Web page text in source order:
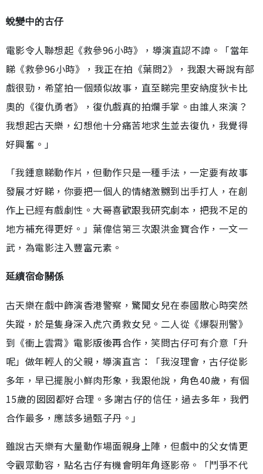
蛻變中的古仔
電影令人聯想起《救參96小時》，導演直認不諱。「當年
睇《救參96小時》，我正在拍《葉問2》，我跟大哥說有部
戲很勁，希望拍一個類似故事，直至睇完里安納度狄卡比
奧的《復仇勇者》，復仇戲真的拍爛手掌。由誰人來演？
我想起古天樂，幻想他十分痛苦地求生並去復仇，我覺得
好興奮。」
「我鍾意睇動作片，但動作只是一種手法，一定要有故事
發展才好睇，你要把一個人的情緒激嬲到出手打人，在創
作上已經有戲劇性。大哥喜歡跟我研究劇本，把我不足的
地方補充得更好。」葉偉信第三次跟洪金寶合作，一文一
武，為電影注入豐富元素。
延續宿命關係
古天樂在戲中飾演香港警察，驚聞女兒在泰國散心時突然
失蹤，於是隻身深入虎穴勇救女兒。二人從《爆裂刑警》
到《衝上雲霄》電影版後再合作，笑問古仔可有介意「升
呢」做年輕人的父親，導演直言：「我沒理會，古仔從影
多年，早已擺脫小鮮肉形象，我跟他說，角色40歲，有個
15歲的囡囡都好合理。多謝古仔的信任，過去多年，我們
合作最多，應該多過甄子丹。」
雖說古天樂有大量動作場面親身上陣，但戲中的父女情更
令觀眾動容，點名古仔有機會明年角逐影帝。「鬥爭不代